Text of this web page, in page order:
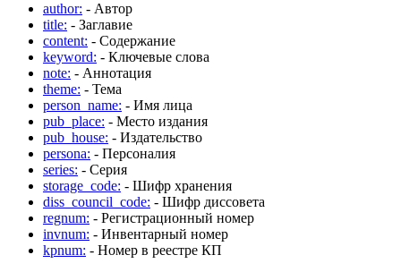
author: - Автор
title: - Заглавие
content: - Содержание
keyword: - Ключевые слова
note: - Аннотация
theme: - Тема
person_name: - Имя лица
pub_place: - Место издания
pub_house: - Издательство
persona: - Персоналия
series: - Серия
storage_code: - Шифр хранения
diss_council_code: - Шифр диссовета
regnum: - Регистрационный номер
invnum: - Инвентарный номер
kpnum: - Номер в реестре КП